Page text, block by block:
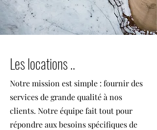
Les locations ..
Notre mission est simple : fournir des
services de grande qualité à nos
clients. Notre équipe fait tout pour
répondre aux besoins spécifiques de